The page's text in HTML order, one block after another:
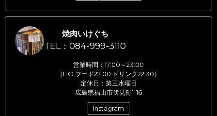
焼肉いけぐち
TEL：084-999-3110
営業時間：17:00～23:00
（L.O.フード22:00 ドリンク22:30）
定休日：第三水曜日
広島県福山市伏見町1-16
Instagram